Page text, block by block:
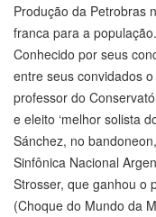
Produção da Petrobras
franca para a população.
Conhecido por seus
entre seus convidados
professor do
e eleito ‘melhor solista
Sánchez, no
Sinfônica Nacional
Strosser, que ganhou o
(Choque do Mundo da